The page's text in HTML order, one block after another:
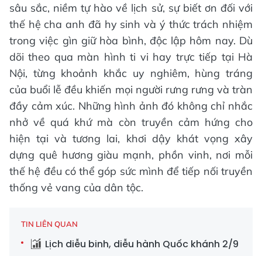
sâu sắc, niềm tự hào về lịch sử, sự biết ơn đối với
thế hệ cha anh đã hy sinh và ý thức trách nhiệm
trong việc gìn giữ hòa bình, độc lập hôm nay. Dù
dõi theo qua màn hình ti vi hay trực tiếp tại Hà
Nội, từng khoảnh khắc uy nghiêm, hùng tráng
của buổi lễ đều khiến mọi người rưng rưng và tràn
đầy cảm xúc. Những hình ảnh đó không chỉ nhắc
nhở về quá khứ mà còn truyền cảm hứng cho
hiện tại và tương lai, khơi dậy khát vọng xây
dựng quê hương giàu mạnh, phồn vinh, nơi mỗi
thế hệ đều có thể góp sức mình để tiếp nối truyền
thống vẻ vang của dân tộc.
TIN LIÊN QUAN
Lịch diễu binh, diễu hành Quốc khánh 2/9